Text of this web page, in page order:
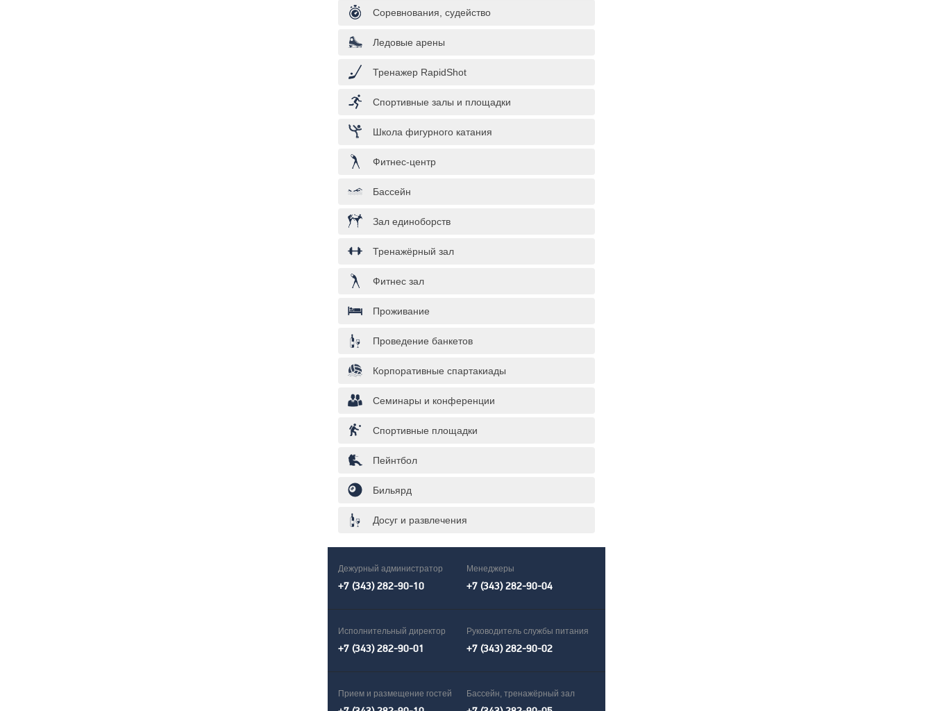
Соревнования, судейство
Ледовые арены
Тренажер RapidShot
Спортивные залы и площадки
Школа фигурного катания
Фитнес-центр
Бассейн
Зал единоборств
Тренажёрный зал
Фитнес зал
Проживание
Проведение банкетов
Корпоративные спартакиады
Семинары и конференции
Спортивные площадки
Пейнтбол
Бильярд
Досуг и развлечения
Дежурный администратор
+7 (343) 282-90-10
Менеджеры
+7 (343) 282-90-04
Исполнительный директор
+7 (343) 282-90-01
Руководитель службы питания
+7 (343) 282-90-02
Прием и размещение гостей Бассейн, тренажёрный зал